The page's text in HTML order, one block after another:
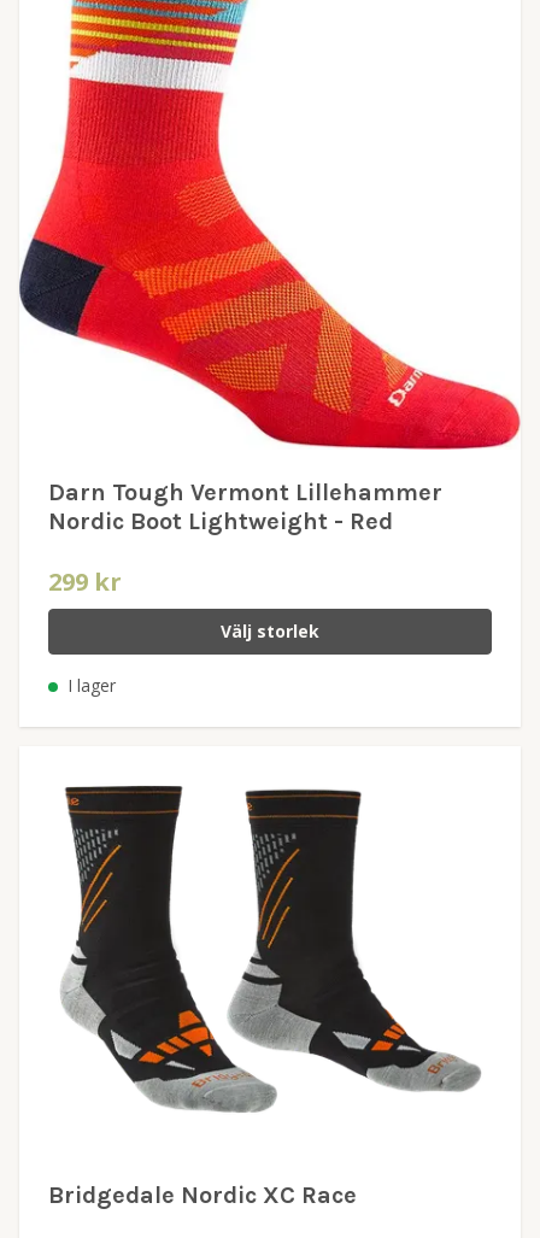
Darn Tough Vermont Lillehammer
Nordic Boot Lightweight - Red
299 kr
Välj storlek
I lager
Bridgedale Nordic XC Race